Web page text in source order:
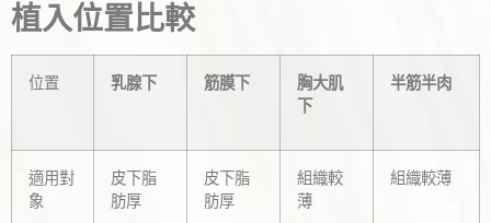
植入位置比較
位置 乳腺下 筋膜下
胸大肌
下
半筋半肉
適用對
象
皮下脂
肪厚
皮下脂
肪厚
組織較
薄
組織較薄